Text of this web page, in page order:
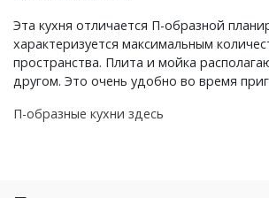
Эта кухня отличается П-образной
характеризуется максимальным
пространства. Плита и мойка
другом. Это очень удобно во время
П-образные кухни здесь